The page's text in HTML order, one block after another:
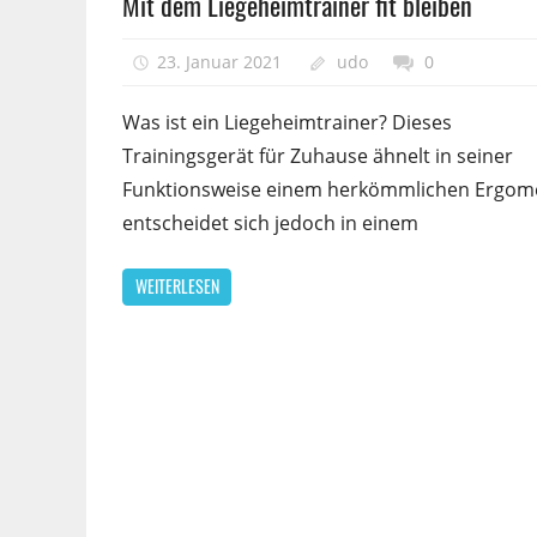
23. Januar 2021 udo 0
Was ist ein Liegeheimtrainer? Dieses
Trainingsgerät für Zuhause ähnelt in seiner
Funktionsweise einem herkömmlichen
entscheidet sich jedoch in einem
WEITERLESEN